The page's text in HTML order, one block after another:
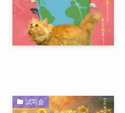
試写会